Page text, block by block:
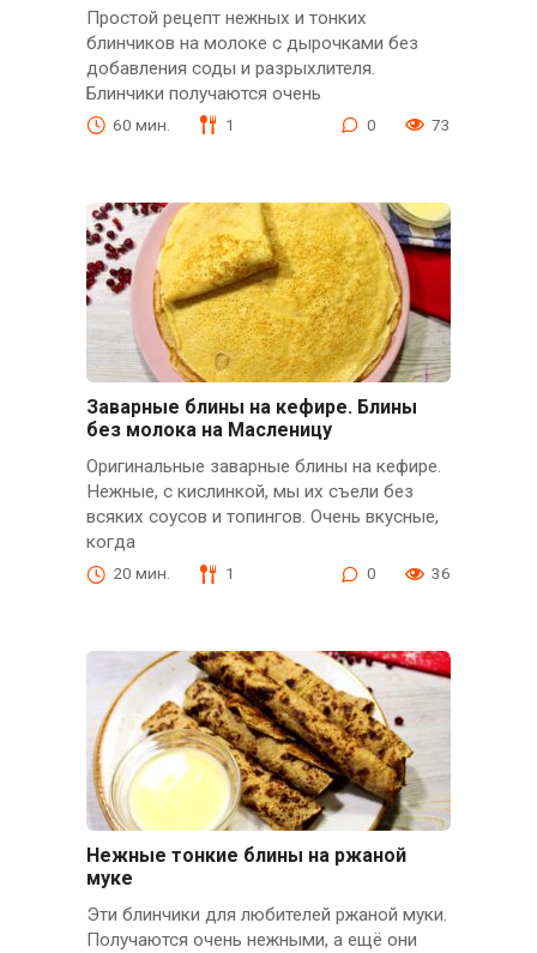
Простой рецепт нежных и тонких
блинчиков на молоке с дырочками без
добавления соды и разрыхлителя.
Блинчики получаются очень
60 мин. 1 0 73
Заварные блины на кефире. Блины
без молока на Масленицу
Оригинальные заварные блины на кефире.
Нежные, с кислинкой, мы их съели без
всяких соусов и топингов. Очень вкусные,
когда
20 мин. 1 0 36
Нежные тонкие блины на ржаной
муке
Эти блинчики для любителей ржаной муки.
Получаются очень нежными, а ещё они